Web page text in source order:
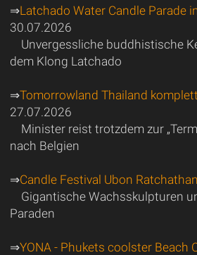
⇒Latchado Water Candle Parade
30.07.2026
Unvergessliche buddhistische
dem Klong Latchado
⇒Tomorrowland Thailand
27.07.2026
Minister reist trotzdem zur
nach Belgien
⇒Candle Festival Ubon
Gigantische Wachsskulpturen
Paraden
⇒YONA - Phukets coolster Beach